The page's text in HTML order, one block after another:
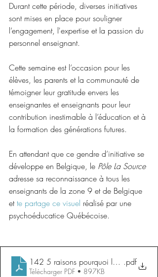
Durant cette période, diverses initiatives
sont mises en place pour souligner
l’engagement, l'expertise et la passion du
personnel enseignant.
Cette semaine est l’occasion pour les
élèves, les parents et la communauté de
témoigner leur gratitude envers les
enseignantes et enseignants pour leur
contribution inestimable à l’éducation et à
la formation des générations futures.
En attendant que ce gendre d’initiative se
développe en Belgique, le Pôle La Source
adresse sa reconnaissance à tous les
enseignants de la zone 9 et de Belgique
et te partage ce visuel réalisé par une
psychoéducatice Québécoise.
142 5 raisons pourquoi les .pdf
Télécharger PDF • 897KB